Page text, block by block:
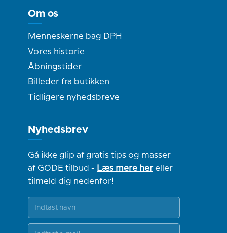
Om os
Menneskerne bag DPH
Vores historie
Åbningstider
Billeder fra butikken
Tidligere nyhedsbreve
Nyhedsbrev
Gå ikke glip af gratis tips og masser
af GODE tilbud - Læs mere hereller
tilmeld dig nedenfor!